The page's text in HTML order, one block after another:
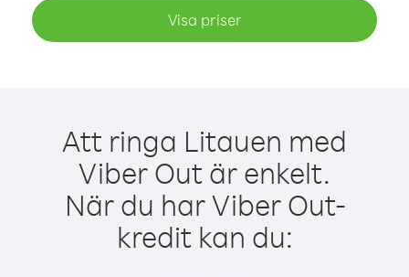
Visa priser
Att ringa Litauen med
Viber Out är enkelt.
När du har Viber Out-
kredit kan du: